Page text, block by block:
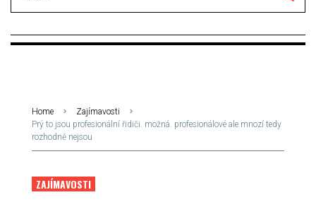
Home
Zajímavosti
Prý to jsou profesionální řidiči. možná. profesionálové ale mnozí tedy
rozhodně nejsou
ZAJÍMAVOSTI